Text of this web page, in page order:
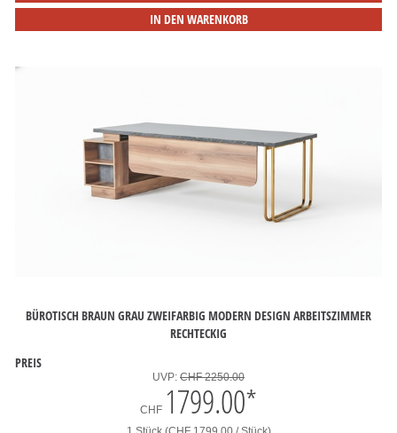
IN DEN WARENKORB
BÜROTISCH BRAUN GRAU ZWEIFARBIG MODERN DESIGN ARBEITSZIMMER
RECHTECKIG
PREIS
UVP: CHF 2250.00
CHF 1799.00*